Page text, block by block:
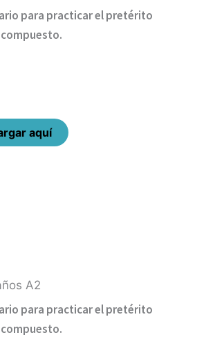
para practicar el pretérito
aquí
A2
para practicar el pretérito